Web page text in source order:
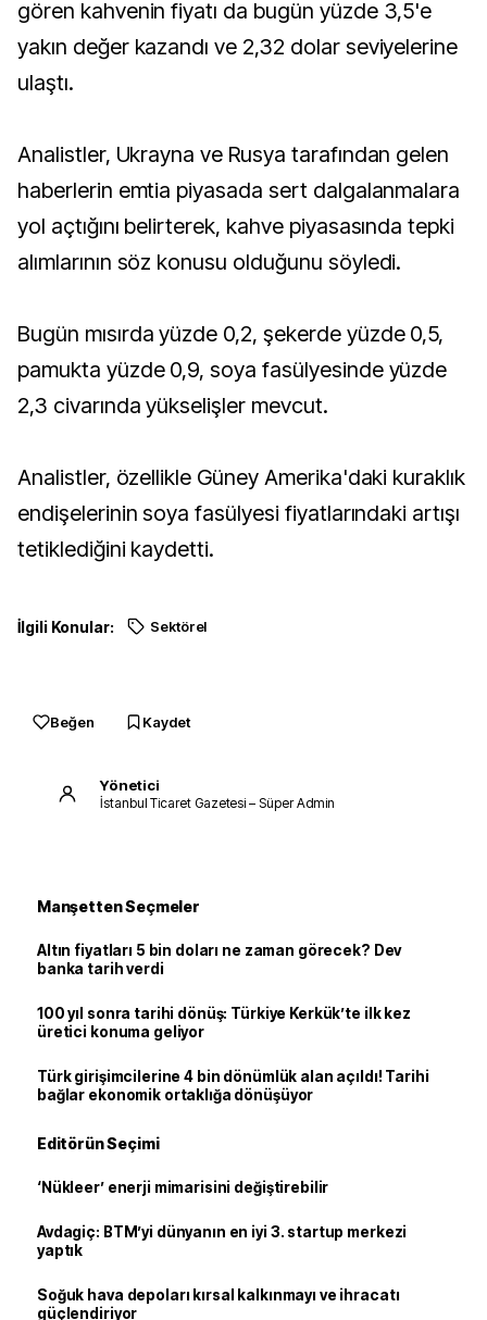
gören kahvenin fiyatı da bugün yüzde 3,5'e
yakın değer kazandı ve 2,32 dolar seviyelerine
ulaştı.
Analistler, Ukrayna ve Rusya tarafından gelen
haberlerin emtia piyasada sert dalgalanmalara
yol açtığını belirterek, kahve piyasasında tepki
alımlarının söz konusu olduğunu söyledi.
Bugün mısırda yüzde 0,2, şekerde yüzde 0,5,
pamukta yüzde 0,9, soya fasülyesinde yüzde
2,3 civarında yükselişler mevcut.
Analistler, özellikle Güney Amerika'daki kuraklık
endişelerinin soya fasülyesi fiyatlarındaki artışı
tetiklediğini kaydetti.
İlgili Konular: Sektörel
Beğen Kaydet
Yönetici
İstanbul Ticaret Gazetesi – Süper Admin
Manşetten Seçmeler
Altın fiyatları 5 bin doları ne zaman görecek? Dev
banka tarih verdi
100 yıl sonra tarihi dönüş: Türkiye Kerkük’te ilk kez
üretici konuma geliyor
Türk girişimcilerine 4 bin dönümlük alan açıldı! Tarihi
bağlar ekonomik ortaklığa dönüşüyor
Editörün Seçimi
‘Nükleer’ enerji mimarisini değiştirebilir
Avdagiç: BTM’yi dünyanın en iyi 3. startup merkezi
yaptık
Soğuk hava depoları kırsal kalkınmayı ve ihracatı
güçlendiriyor